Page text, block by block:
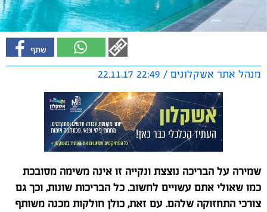
מנהל אתר אשקלונים / 22:49 22.11.17
שמירה על הבריכה נוצצת ונקייה זו אינה משימה מסובכת
כמו שאולי אתם עשויים לחשוב. כל הבריכות שונות, וכך גם
צורכי התחזוקה שלהם. עם זאת, כולן חולקות מכנה משותף